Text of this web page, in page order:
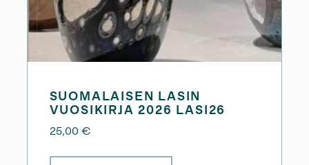
SUOMALAISEN LASIN
VUOSIKIRJA 2026 LASI26
25,00 €